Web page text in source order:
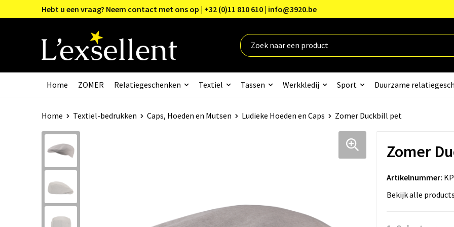
Hebt u een vraag? Neem contact met ons op | +32 (0)11 810 610 | info@3920.be
Home ZOMER Relatiegeschenken Textiel Tassen Werkkledij Sport Duurzame
Home Textiel-bedrukken Caps, Hoeden en Mutsen Ludieke Hoeden en Caps Zomer Duckbill pet
Zomer
Artikelnummer:
Bekijk alle